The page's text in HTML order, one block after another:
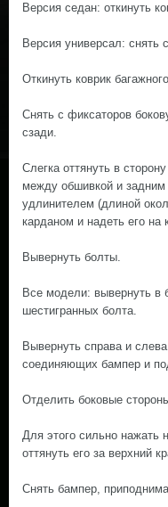
Версия седан: откинуть
Версия универсал: снять
Откинуть коврик
Снять с фиксаторов
сзади.
Слегка оттянуть в
между обшивкой и
удлинителем (длиной
карданом и надеть его
Вывернуть болты.
Все модели: вывернуть в
шестигранных болта.
Вывернуть справа и
соединяющих бампер и
Отделить боковые
Для этого сильно нажать
оттянуть его за верхний
Снять бампер,